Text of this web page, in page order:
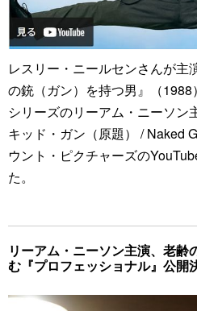
レスリー・ニールセンさんが主
の銃（ガン）を持つ男』（1988
シリーズのリーアム・ニーソン
キッド・ガン（原題） / Naked
ウント・ピクチャーズの
た。
リーアム・ニーソン主演、老齢
む『プロフェッショナル』公開